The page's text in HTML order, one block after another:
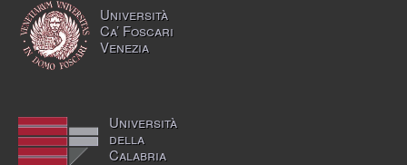
Università
Ca’ Foscari
Venezia
Università
della
Calabria